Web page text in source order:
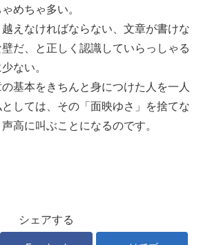
めちゃ多い。
えなければならない、文章が書けな
だ、と正しく認識していらっしゃる
ない。
基本をきちんと身につけた人を一人
しては、その「面映ゆさ」を捨てな
高に叫ぶことになるのです。
シェアする